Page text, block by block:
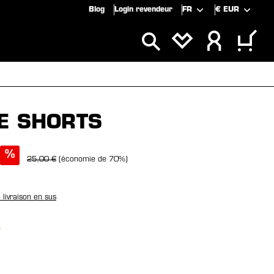
Blog Login revendeur FR € EUR
SHORTS
% 25,00 € (économie de 70%)
livraison en sus